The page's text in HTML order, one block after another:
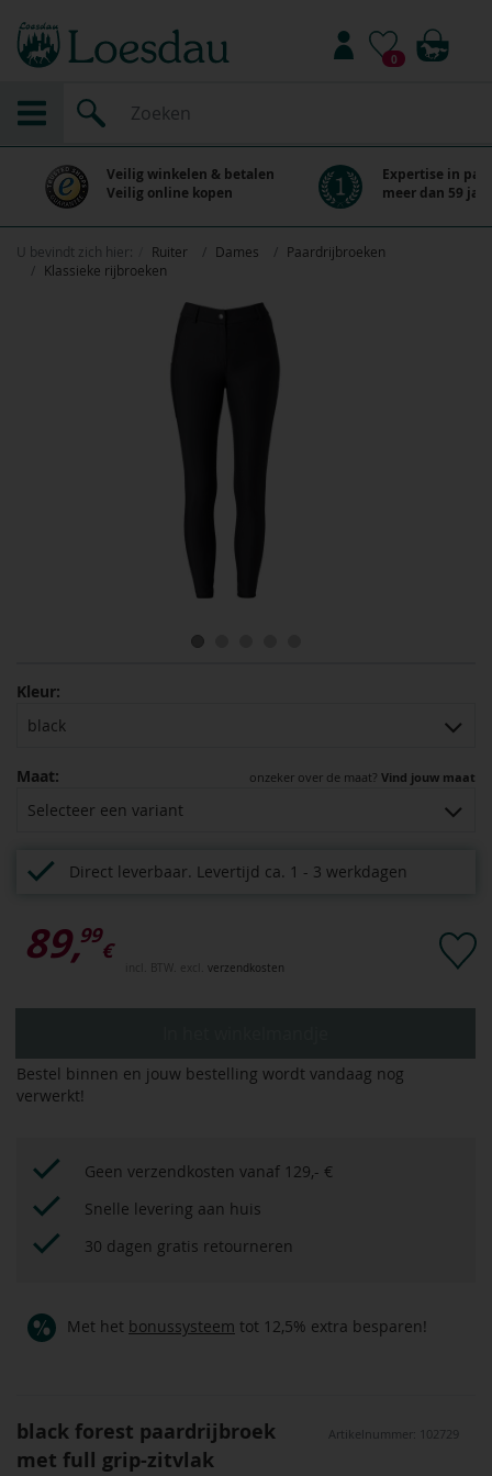
0
Veilig winkelen & betalen
Veilig online kopen
Expertise in
meer dan 59
U bevindt zich hier: Ruiter Dames
Paardrijbroeken
Klassieke rijbroeken
Kleur:
black
Maat: onzeker over de maat? Vind jouw maat
Selecteer een variant
Direct leverbaar. Levertijd ca. 1 - 3 werkdagen
89,99
€
incl. BTW. excl. verzendkosten
Bestel binnen en jouw bestelling wordt vandaag nog
verwerkt!
Geen verzendkosten vanaf 129,- €
Snelle levering aan huis
30 dagen gratis retourneren
Met het bonussysteem tot 12,5% extra besparen!
black forest paardrijbroek
met full grip-zitvlak
Artikelnummer: 102729